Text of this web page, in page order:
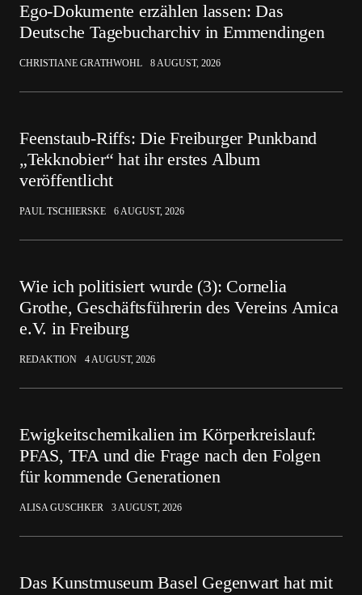
Ego-Dokumente erzählen lassen: Das
Deutsche Tagebucharchiv in Emmendingen
CHRISTIANE GRATHWOHL 8 AUGUST, 2026
Feenstaub-Riffs: Die Freiburger Punkband
„Tekknobier“ hat ihr erstes Album
veröffentlicht
PAUL TSCHIERSKE 6 AUGUST, 2026
Wie ich politisiert wurde (3): Cornelia
Grothe, Geschäftsführerin des Vereins Amica
e.V. in Freiburg
REDAKTION 4 AUGUST, 2026
Ewigkeitschemikalien im Körperkreislauf:
PFAS, TFA und die Frage nach den Folgen
für kommende Generationen
ALISA GUSCHKER 3 AUGUST, 2026
Das Kunstmuseum Basel Gegenwart hat mit